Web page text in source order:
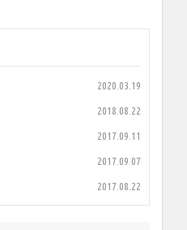
2020.03.19
2018.08.22
2017.09.11
2017.09.07
2017.08.22